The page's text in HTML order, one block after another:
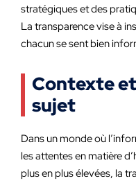
stratégiques et des
La transparence vise à
chacun se sent bien
Contexte
sujet
Dans un monde où
les attentes en matière
plus en plus élevées, la